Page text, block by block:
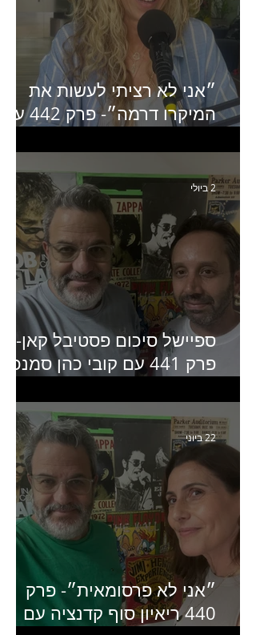
״אני לא רציתי לעשות את
המיקרו דרמה״- פרק 442 עם
של יד2
ספיישל סיכום פסטיבל קאן-
פרק 441 עם קובי כהן
2 ביולי
״אני לא פרסומאית״- פרק
440 ריאיון סוף קדנציה עם
22 ביוני